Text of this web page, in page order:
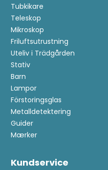
Tubkikare
Teleskop
Mikroskop
Friluftsutrustning
Uteliv i Trädgården
Stativ
Barn
Lampor
Förstoringsglas
Metalldetektering
Guider
Mærker
Kundservice
Anmäl dig
Bli medlem i